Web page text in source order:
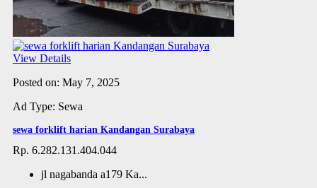
View Details
Posted on: May 7, 2025
Ad Type: Sewa
sewa forklift harian Kandangan Surabaya
Rp. 6.282.131.404.044
jl nagabanda a179 Ka...